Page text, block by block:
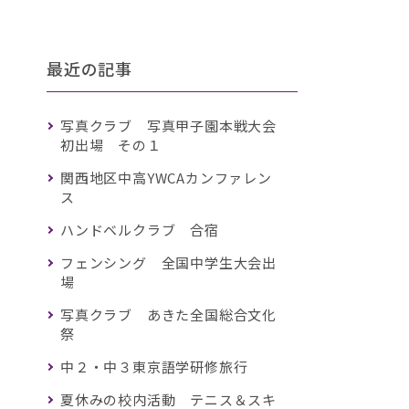
最近の記事
写真クラブ 写真甲子園本戦大会
初出場 その１
関西地区中高YWCAカンファレン
ス
ハンドベルクラブ 合宿
フェンシング 全国中学生大会出
場
写真クラブ あきた全国総合文化
祭
中２・中３東京語学研修旅行
夏休みの校内活動 テニス＆スキ